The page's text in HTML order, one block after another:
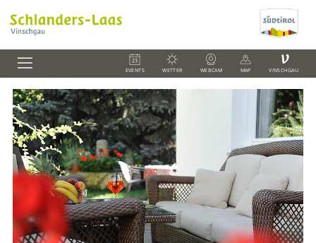
EVENTS WETTER WEBCAM MAP
V
VINSCHGAU